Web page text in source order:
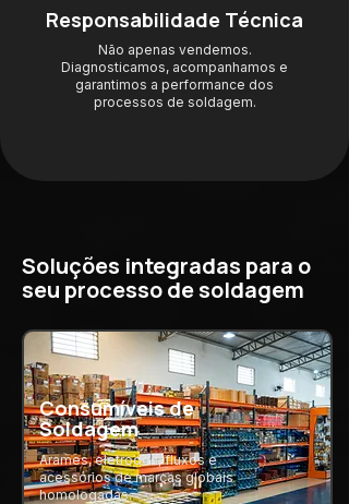
Responsabilidade Técnica
Não apenas vendemos.
Diagnosticamos, acompanhamos e
garantimos a performance dos
processos de soldagem.
Soluções integradas para o
seu processo de soldagem
Consumíveis de
Soldagem
Arames, eletrodos, fluxos e
acessórios de marcas globais
homologadas.